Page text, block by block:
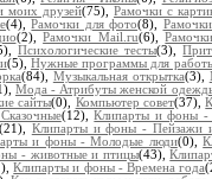
моих друзей(75),Рамочки с
(4),Рамочки для фото(8),
(2),Рамочки Mail.ru(6),
Психологические тесты(3),
(5), Нужные программы для
(84), Музыкальная открытка(3),
Мода - Атрибуты женской
сайты(0), Компьютер совет(37),
(12),Клипарты и фоны -
Клипарты и фоны - Пейзажи
и фоны - Молодые люди(0),
- животные и птицы(43),
Клипарты и фоны - Времена года